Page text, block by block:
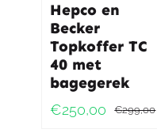
Hepco en
Becker
Topkoffer TC
40 met
bagegerek
€299,00
€250,00